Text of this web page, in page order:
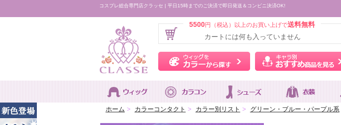
コスプレ総合専門店クラッセ | 平日15時までのご決済で即日発送＆コンビニ決済OK!
5500円（税込）以上のお買い上げで送料無料
カートには何も入っていません
ウィッグをカラーから探す
ホーム > カラーコンタクト > カラー別リスト > グリーン・ブルー・パープル系